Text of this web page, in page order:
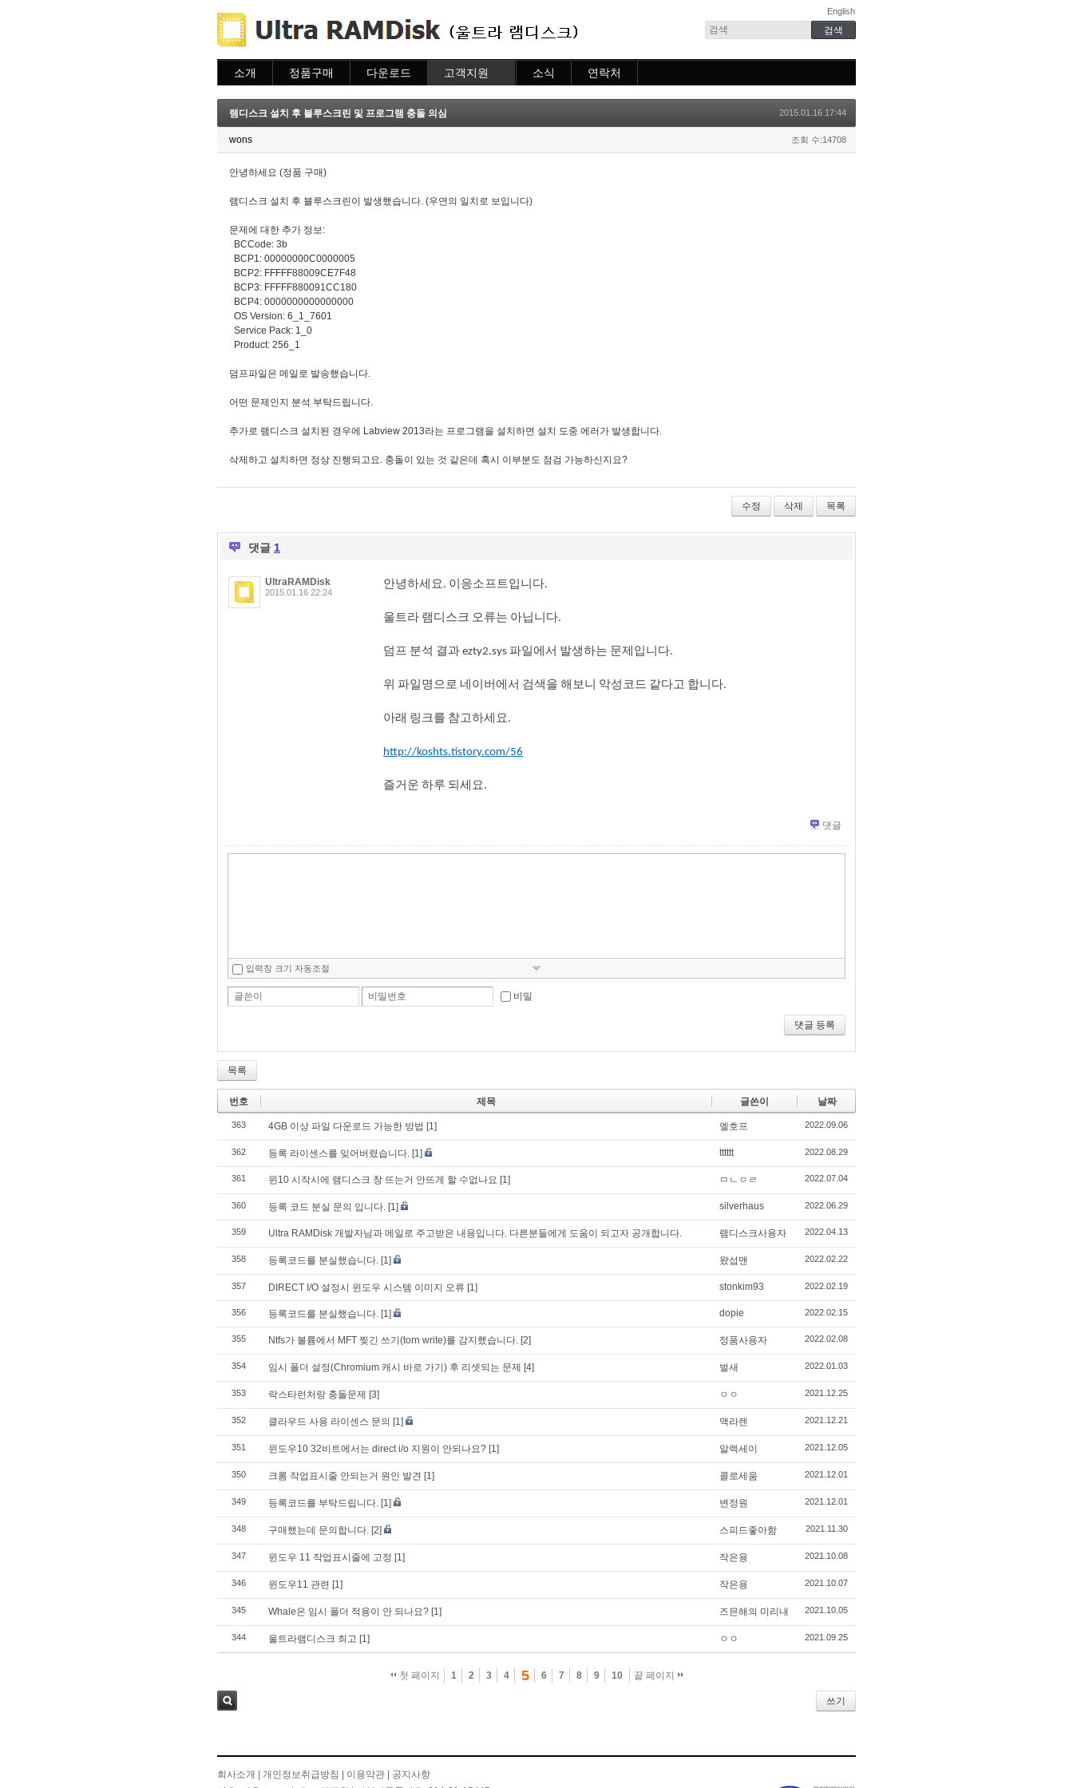
English
소개 정품구매
주문조회
이용안내
다운로드 고객지원
자주묻는질문
질문하기
소식 연락처
램디스크 설치 후 블루스크린 및 프로그램 충돌 의심
2015.01.16 17:44
wons 조회 수:14708
안녕하세요 (정품 구매)
램디스크 설치 후 블루스크린이 발생했습니다. (우연의 일치로 보입니다)
문제에 대한 추가 정보:
BCCode: 3b
BCP1: 00000000C0000005
BCP2: FFFFF88009CE7F48
BCP3: FFFFF880091CC180
BCP4: 0000000000000000
OS Version: 6_1_7601
Service Pack: 1_0
Product: 256_1
덤프파일은 메일로 발송했습니다.
어떤 문제인지 분석 부탁드립니다.
추가로 램디스크 설치된 경우에 Labview 2013라는 프로그램을 설치하면 설치 도중 에러가 발생합니다.
삭제하고 설치하면 정상 진행되고요. 충돌이 있는 것 같은데 혹시 이부분도 점검 가능하신지요?
수정 삭제 목록
댓글 1
UltraRAMDisk
2015.01.16 22:24
안녕하세요. 이응소프트입니다.
울트라 램디스크 오류는 아닙니다.
덤프 분석 결과 ezty2.sys 파일에서 발생하는 문제입니다.
위 파일명으로 네이버에서 검색을 해보니 악성코드 같다고 합니다.
아래 링크를 참고하세요.
http://koshts.tistory.com/56
즐거운 하루 되세요.
댓글
뛰
입력창 크기 자동조절
글쓴이 비밀번호 비밀
댓글 등록
목록
번호 제목 글쓴이 날짜
363 4GB 이상 파일 다운로드 가능한 방법 [1] 엘호프 2022.09.06
362 등록 라이센스를 잊어버렸습니다. [1] tttttt 2022.08.29
361 윈10 시작시에 램디스크 창 뜨는거 안뜨게 할 수없나요 [1] ㅁㄴㅇㄹ 2022.07.04
360 등록 코드 분실 문의 입니다. [1] silverhaus 2022.06.29
359 Ultra RAMDisk 개발자님과 메일로 주고받은 내용입니다. 다른분들에게 도움이 되고자 공개합니다. 램디스크사용자 2022.04.13
358 등록코드를 분실했습니다. [1] 왔섭맨 2022.02.22
357 DIRECT I/O 설정시 윈도우 시스템 이미지 오류 [1] stonkim93 2022.02.19
356 등록코드를 분실했습니다. [1] dopie 2022.02.15
355 Ntfs가 볼륨에서 MFT 찢긴 쓰기(torn write)를 감지했습니다. [2] 정품사용자 2022.02.08
354 임시 폴더 설정(Chromium 캐시 바로 가기) 후 리셋되는 문제 [4] 벌새 2022.01.03
353 락스타런처랑 충돌문제 [3] ㅇㅇ 2021.12.25
352 클라우드 사용 라이센스 문의 [1] 맥라렌 2021.12.21
351 윈도우10 32비트에서는 direct i/o 지원이 안되나요? [1] 알렉세이 2021.12.05
350 크롬 작업표시줄 안되는거 원인 발견 [1] 콜로세움 2021.12.01
349 등록코드를 부탁드립니다. [1] 변정원 2021.12.01
348 구매했는데 문의합니다. [2] 스피드좋아함 2021.11.30
347 윈도우 11 작업표시줄에 고정 [1] 작은용 2021.10.08
346 윈도우11 관련 [1] 작은용 2021.10.07
345 Whale은 임시 폴더 적용이 안 되나요? [1] 즈믄해의 미리내 2021.10.05
344 울트라램디스크 최고 [1] ㅇㅇ 2021.09.25
첫 페이지 1 2 3 4 5 6 7 8 9 10 끝 페이지
쓰기
회사소개 개인정보취급방침 이용약관
공지사항